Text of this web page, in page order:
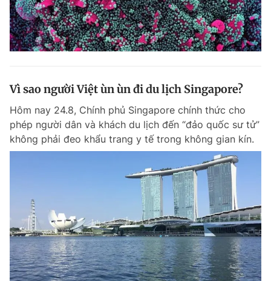
Vì sao người Việt ùn ùn đi du lịch Singapore?
Hôm nay 24.8, Chính phủ Singapore chính thức cho
phép người dân và khách du lịch đến “đảo quốc sư tử”
không phải đeo khẩu trang y tế trong không gian kín.